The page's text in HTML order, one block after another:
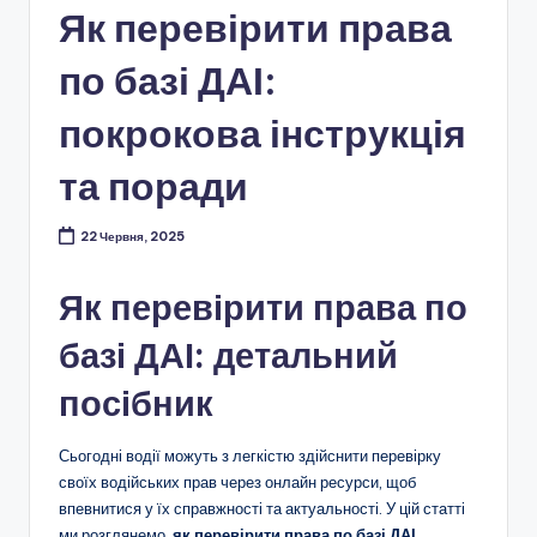
Як перевірити права
по базі ДАІ:
покрокова інструкція
та поради
22 Червня, 2025
Як перевірити права по
базі ДАІ: детальний
посібник
Сьогодні водії можуть з легкістю здійснити перевірку
своїх водійських прав через онлайн ресурси, щоб
впевнитися у їх справжності та актуальності. У цій статті